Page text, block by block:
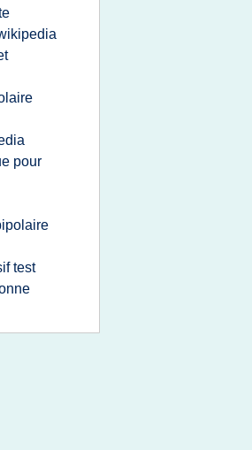
pour
test